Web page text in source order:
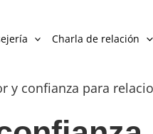
Charla de relación
y confianza para